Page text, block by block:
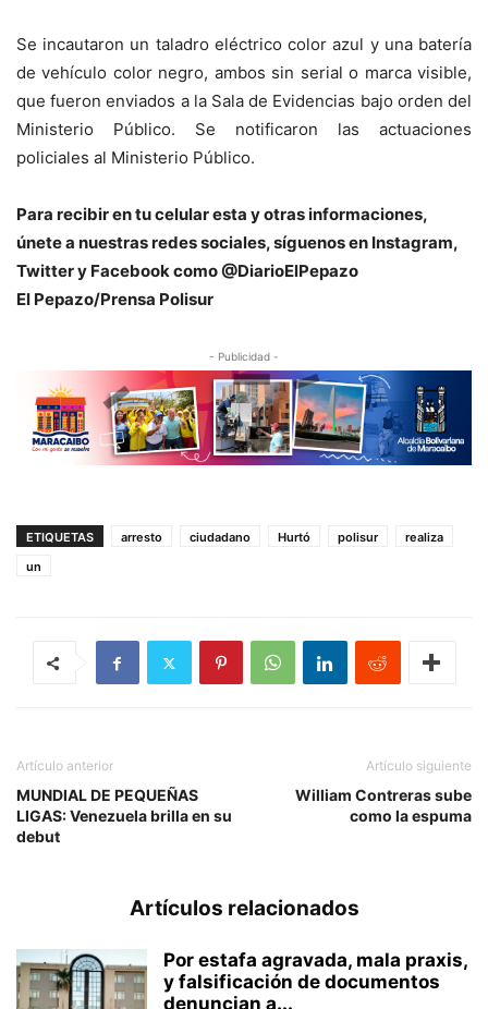
Se incautaron un taladro eléctrico color azul y una batería
de vehículo color negro, ambos sin serial o marca visible,
que fueron enviados a la Sala de Evidencias bajo orden del
Ministerio Público. Se notificaron las actuaciones
policiales al Ministerio Público.
Para recibir en tu celular esta y otras informaciones,
únete a nuestras redes sociales, síguenos en Instagram,
Twitter y Facebook como @DiarioElPepazo
El Pepazo/Prensa Polisur
- Publicidad -
ETIQUETAS arresto ciudadano Hurtó polisur
realiza
un
Artículo anterior
MUNDIAL DE PEQUEÑAS
LIGAS: Venezuela brilla en su
debut
Artículo siguiente
William Contreras sube
como la espuma
Artículos relacionados
Por estafa agravada, mala praxis,
y falsificación de documentos
denuncian a...